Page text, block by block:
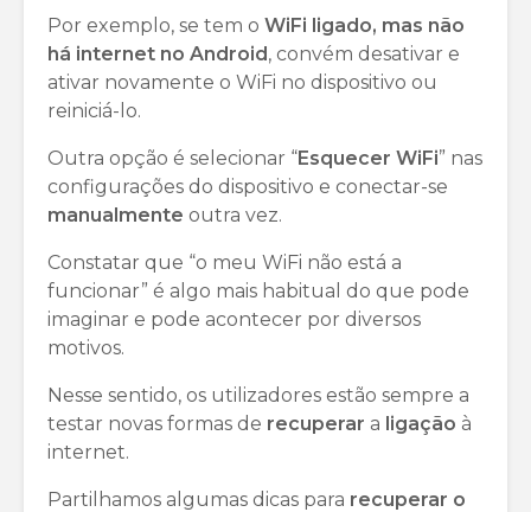
Por exemplo, se tem o WiFi ligado, mas não
há internet no Android, convém desativar e
ativar novamente o WiFi no dispositivo ou
reiniciá-lo.
Outra opção é selecionar “Esquecer WiFi” nas
configurações do dispositivo e conectar-se
manualmente outra vez.
Constatar que “o meu WiFi não está a
funcionar” é algo mais habitual do que pode
imaginar e pode acontecer por diversos
motivos.
Nesse sentido, os utilizadores estão sempre a
testar novas formas de recuperar a ligação à
internet.
Partilhamos algumas dicas para recuperar o